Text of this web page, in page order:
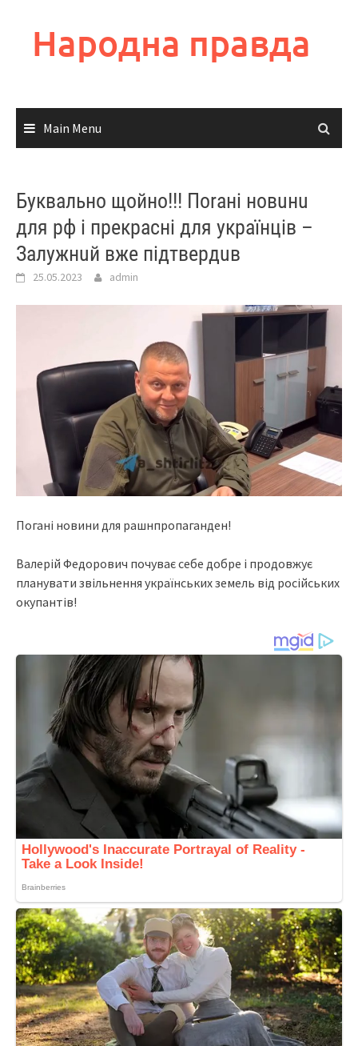
contentНародна правда
Main Menu
Буквально щойно!!! Поrані новuнu
для pф і прекрасні для українців –
Залужнuй вже підтвердuв
25.05.2023 admin
Погані новини для рашнпропаганден!
Валерій Федорович почуває себе добре і продовжує
планувати звільнення українських земель від російських
окупантів!